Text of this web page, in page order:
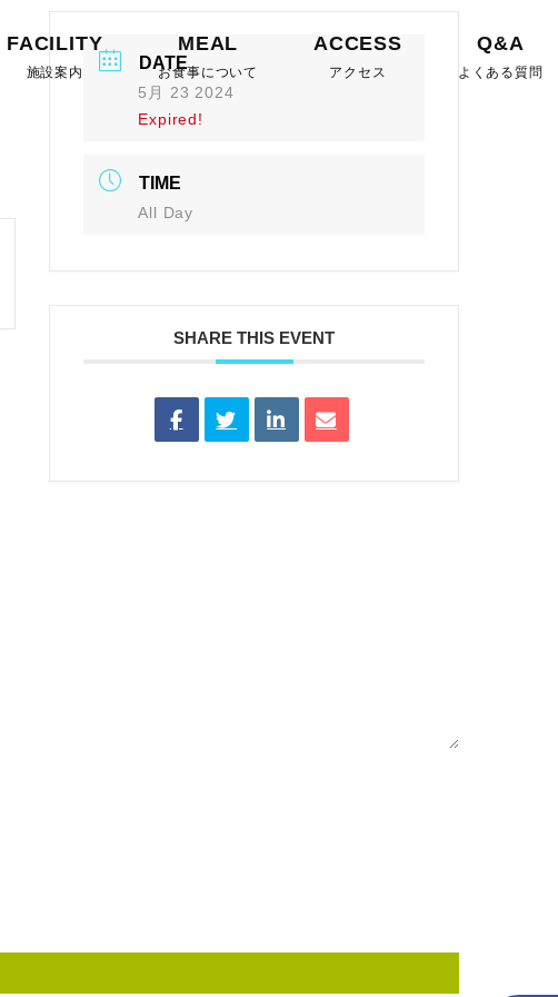
FACILITY
施設案内
MEAL
お食事について
ACCESS
アクセス
Q&A
よくある質問
DATE
5月 23 2024
Expired!
TIME
All Day
SHARE THIS EVENT